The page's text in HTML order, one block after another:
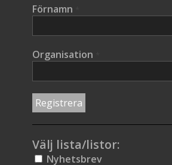
Förnamn
Organisation
Välj lista/listor:
Nyhetsbrev